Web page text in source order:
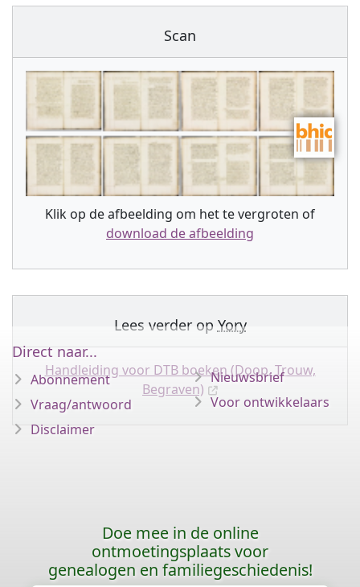
Scan
Klik op de afbeelding om het te vergroten of
download de afbeelding
Lees verder op Yory
Handleiding voor DTB boeken (Doop, Trouw,
Begraven)
Direct naar...
Abonnement
Vraag/antwoord
Disclaimer
Nieuwsbrief
Voor ontwikkelaars
Doe mee in de online
ontmoetingsplaats voor
genealogen en familiegeschiedenis!